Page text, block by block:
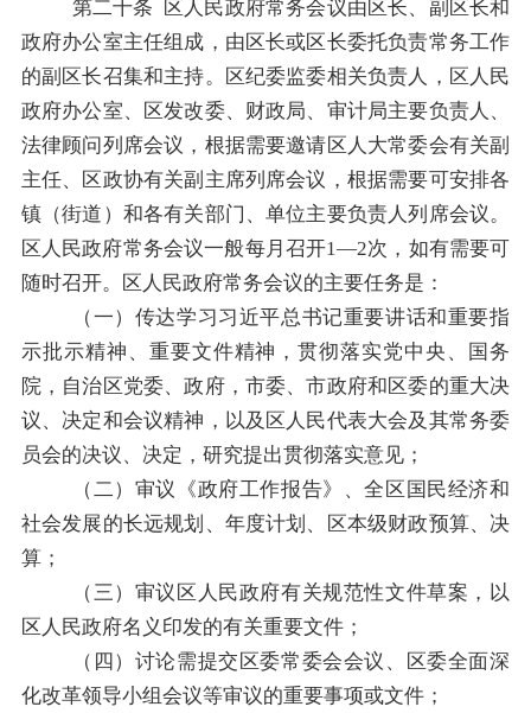
第二十条
区人民政府常务会议由 区长、副 区长和
政府办公室主任组成，由 区长或区 长委托负责常务工作
的副 区长召集和主持。 区纪委监委相关负责人， 区人民
政府办公室、 区发改委、财政局、审计局主要负责人、
法律顾问 列席会议 ， 根据需要邀请区人大常委会有关副
主任、区政协有关副主席列席会议， 根据需要可安排各
镇（街道）和各有关部门、单位主要负责人列席会议。
区人民政府常务会议一般每月召开1—2次，如有需要可
随时召开。
区人民政府常务会议的主要任务是：
（一） 传达学习 习近平总书记重要讲话和重要指
示批示精神、重要文件精神，贯彻落实党中央、国务
院，自治区党委、政府，市委、市政府和 区委的重大决
议、决定和会议精神， 以及区人民代表大会及其常务委
员会的决议、决定，研究提出贯彻落实意见；
（二） 审议《政府工作报告》、全 区 国民经济和
社会发展的长远规划、年度计划、
区本级财政预算、决
算；
（三） 审议 区人民政府有关规范性文件草案，以
区人民政府名义印发的有关重要文件；
（ 四 ） 讨论需提交区委常委会会议、区委全面深
化改革领导小组会议等审议的重要事项或文件；